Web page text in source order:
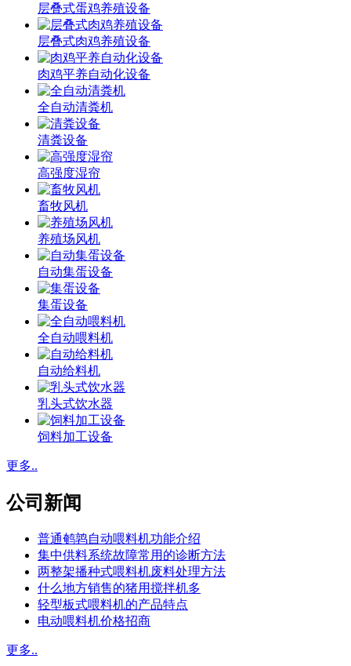
层叠式蛋鸡养殖设备
层叠式肉鸡养殖设备
肉鸡平养自动化设备
全自动清粪机
清粪设备
高强度湿帘
畜牧风机
养殖场风机
自动集蛋设备
集蛋设备
全自动喂料机
自动给料机
乳头式饮水器
饲料加工设备
更多..
公司新闻
普通鹌鹑自动喂料机功能介绍
集中供料系统故障常用的诊断方法
两整架播种式喂料机废料处理方法
什么地方销售的猪用搅拌机多
轻型板式喂料机的产品特点
电动喂料机价格招商
更多..